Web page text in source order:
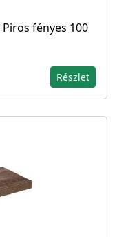
Piros fényes 100
Részlet